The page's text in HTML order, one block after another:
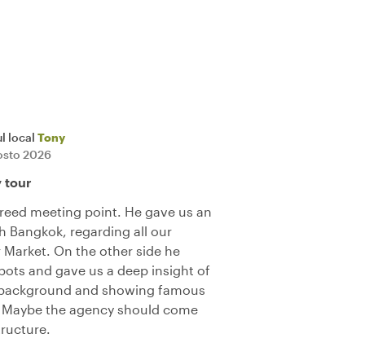
local Tony
2026
tour
meeting point. He gave us an
Bangkok, regarding all our
On the other side he
and gave us a deep insight of
and showing famous
the agency should come